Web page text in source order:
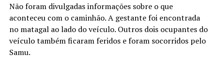
Não foram divulgadas informações sobre o que
aconteceu com o caminhão. A gestante foi encontrada
no matagal ao lado do veículo. Outros dois ocupantes do
veículo também ficaram feridos e foram socorridos pelo
Samu.